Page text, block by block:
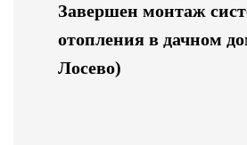
Завершен монтаж
отопления в дачном
Лосево)